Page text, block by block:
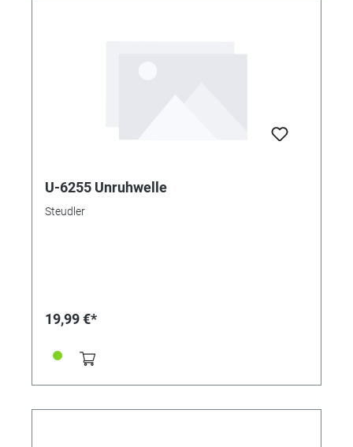
U-6255 Unruhwelle
Steudler
19,99 €*